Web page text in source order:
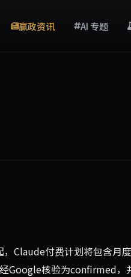
赢政资讯 AI 专题
Claude付费计划将包含月
Google核验为confirmed，